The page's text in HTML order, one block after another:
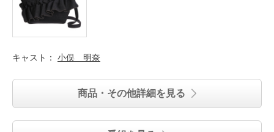
キャスト： 小俣 明奈
商品・その他詳細を見る